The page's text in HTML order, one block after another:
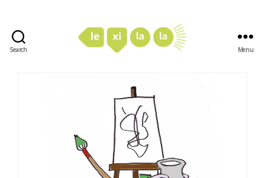
Search Menu